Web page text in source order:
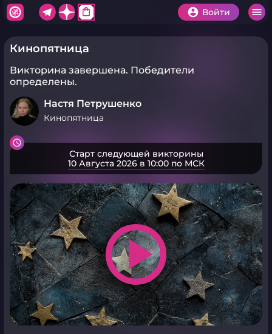
shopping_bag Войти
Кинопятница
Викторина завершена. Победители
определены.
Настя Петрушенко
Кинопятница
Старт следующей викторины
10 Августа 2026 в 10:00 по МСК
play_arrow